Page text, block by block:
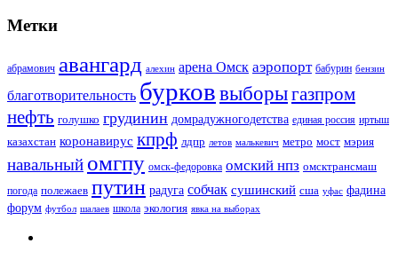
Метки
абрамович авангард алехин арена Омск аэропорт бабурин бензин
благотворительность бурков выборыгазпром
нефть голушко грудинин домрадужногодетства единая россия иртыш
казахстан коронавирус кпрф лдпр летов малькевич метро мост мэрия
навальный омгпу омск-федоровка омский нпз омсктрансмаш
погода полежаев путин радуга собчак сушинский сша уфас фадина
форум футбол шалаев школа экология явка на выборах